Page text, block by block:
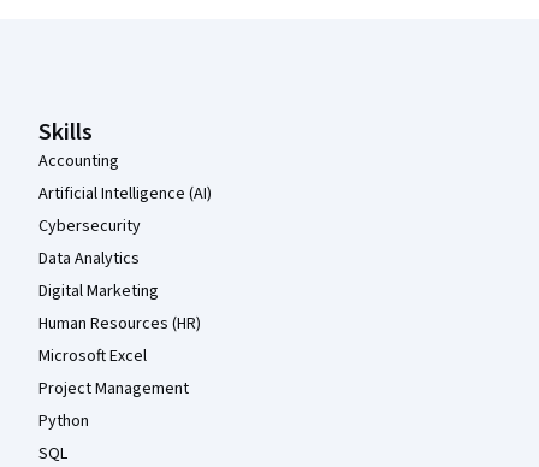
Skills
Accounting
Artificial Intelligence (AI)
Cybersecurity
Data Analytics
Digital Marketing
Human Resources (HR)
Microsoft Excel
Project Management
Python
SQL